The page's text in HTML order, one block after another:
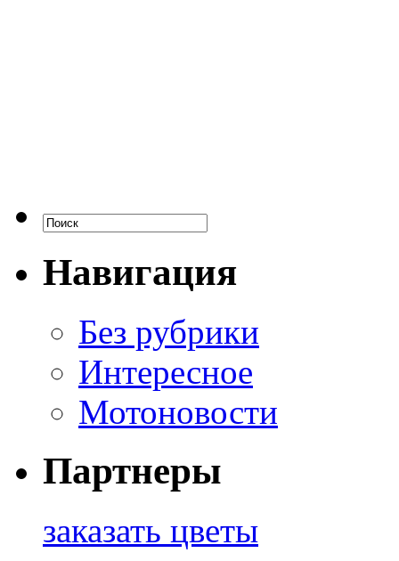
Навигация
Без рубрики
Интересное
Мотоновости
Партнеры
заказать цветы